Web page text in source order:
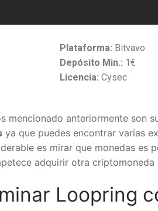
Plataforma: Bitvavo
Depósito Min.: 1€
Licencia: Cysec
mencionado anteriormente son
ya que puedes encontrar varias
es mirar que monedas es
adquirir otra criptomoneda
Loopring